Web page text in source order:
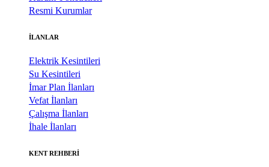
Resmi Kurumlar
İLANLAR
Elektrik Kesintileri
Su Kesintileri
İmar Plan İlanları
Vefat İlanları
Çalışma İlanları
İhale İlanları
KENT REHBERİ